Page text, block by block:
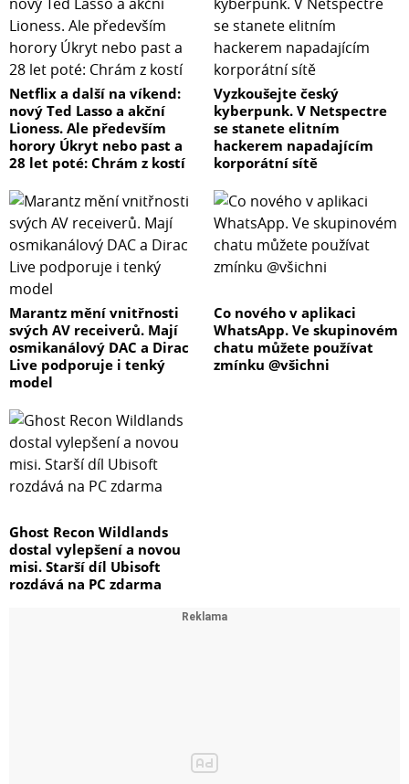
Netflix a další na víkend:
nový Ted Lasso a akční
Lioness. Ale především
horory Úkryt nebo past a
28 let poté: Chrám z kostí
Vyzkoušejte český
kyberpunk. V Netspectre
se stanete elitním
hackerem napadajícím
korporátní sítě
Marantz mění vnitřnosti
svých AV receiverů. Mají
osmikanálový DAC a Dirac
Live podporuje i tenký
model
Co nového v aplikaci
WhatsApp. Ve skupinovém
chatu můžete používat
zmínku @všichni
Ghost Recon Wildlands
dostal vylepšení a novou
misi. Starší díl Ubisoft
rozdává na PC zdarma